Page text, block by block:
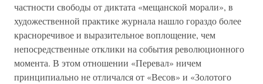
частности свободы от диктата «мещанской морали», в
художественной практике журнала нашло гораздо более
красноречивое и выразительное воплощение, чем
непосредственные отклики на события революционного
момента. В этом отношении «Перевал» ничем
принципиально не отличался от «Весов» и «Золотого